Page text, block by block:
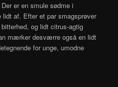
er en smule sødme i
lidt af. Efter et par smagsprøver
og lidt citrus-agtig
mærker desværre også en lidt
for unge, umodne